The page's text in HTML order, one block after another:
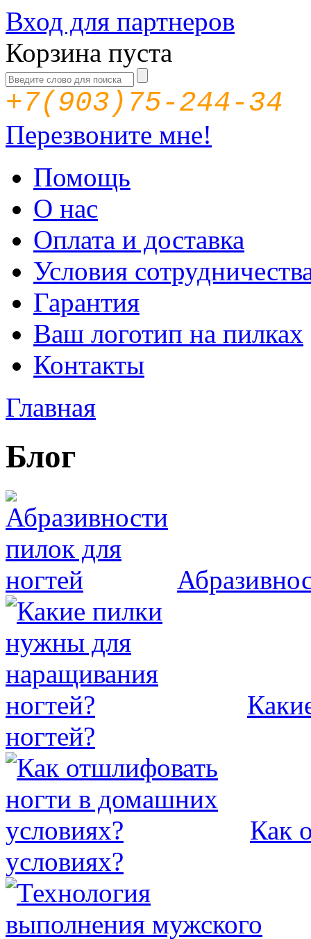
Вход для партнеров
Корзина пуста
+7(903)75-244-34
Перезвоните мне!
Помощь
О нас
Оплата и доставка
Условия
Гарантия
Ваш логотип на пилках
Контакты
Главная
Блог
ногтей?
Как
условиях?